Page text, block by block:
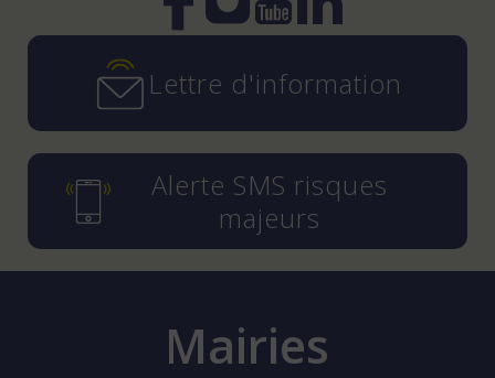
Instagram
YouTube
LinkedIn
Lettre d'information
Alerte SMS risques
majeurs
Mairies